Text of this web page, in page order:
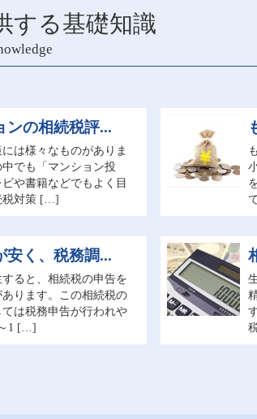
する基礎知識
ンの相続税評...
は様々なものがありま
でも「マンション投
や書籍などでもよく目
税対策 […]
安く、税務調...
ると、相続税の申告を
ります。この相続税の
は税務申告が行われや
1 […]